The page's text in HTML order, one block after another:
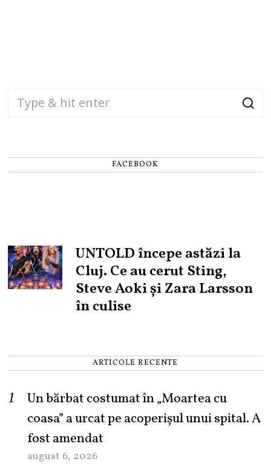
FACEBOOK
UNTOLD începe astăzi la
Cluj. Ce au cerut Sting,
Steve Aoki și Zara Larsson
în culise
ARTICOLE RECENTE
Un bărbat costumat în „Moartea cu
coasa” a urcat pe acoperișul unui spital. A
fost amendat
august 6, 2026